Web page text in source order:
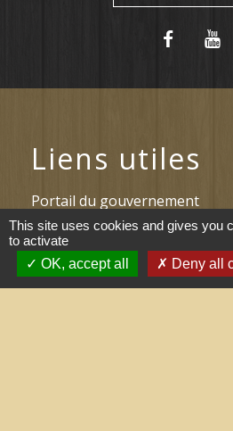
Liens utiles
Portail du gouvernement
Maison du travail saisonnier
(Grand Narbonne)
Région Occitanie
This site uses cookies and gives you
to activate
OK, accept all
Deny all